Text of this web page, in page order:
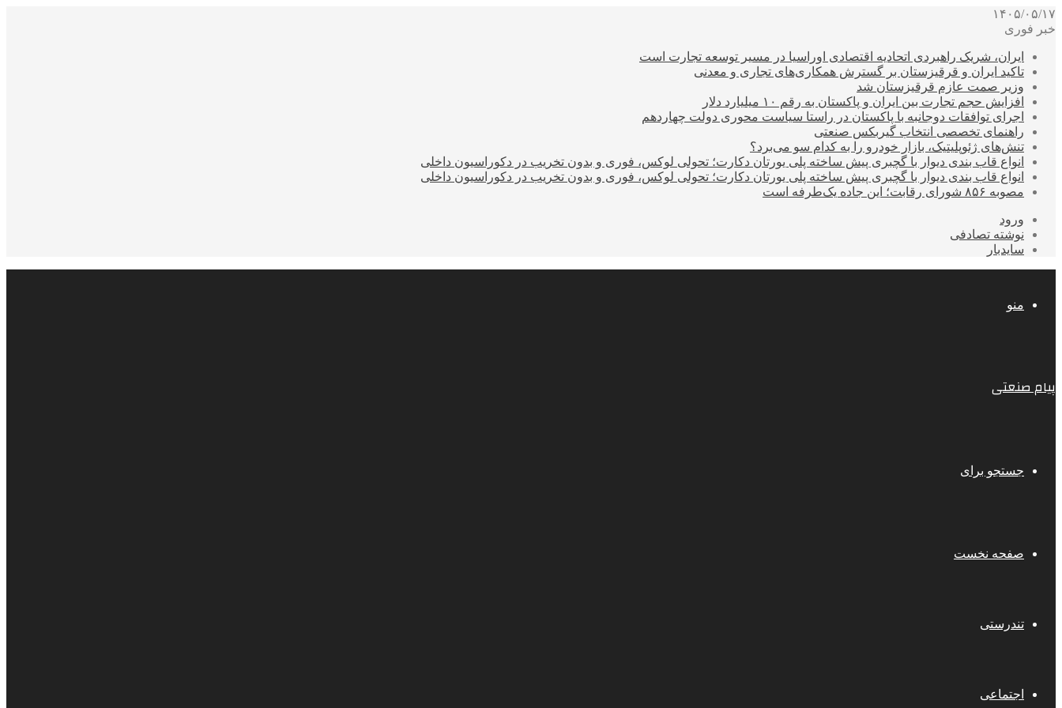
۱۴۰۵/۰۵/۱۷
خبر فوری
ایران، شریک راهبردی اتحادیه اقتصادی اوراسیا در مسیر توسعه تجارت است
تاکید ایران و قرقیزستان بر گسترش همکاری‌های تجاری و معدنی
وزیر صمت عازم قرقیزستان شد
افزایش حجم تجارت بین ایران و پاکستان به رقم ۱۰ میلیارد دلار
اجرای توافقات دوجانبه با پاکستان در راستا سیاست محوری دولت چهاردهم
راهنمای تخصصی انتخاب گیربکس صنعتی
تنش‌های ژئوپلیتیک، بازار خودرو را به کدام سو می‌برد؟
انواع قاب بندی دیوار با گچبری پیش ساخته پلی یورتان دکارت؛ تحولی لوکس، فوری و بدون تخریب در دکوراسیون داخلی
انواع قاب بندی دیوار با گچبری پیش ساخته پلی یورتان دکارت؛ تحولی لوکس، فوری و بدون تخریب در دکوراسیون داخلی
مصوبه ۸۵۶ شورای رقابت؛ این جاده یک‌طرفه است
ورود
نوشته تصادفی
سایدبار
منو
پیام صنعتی
جستجو برای
صفحه نخست
تندرستی
اجتماعی